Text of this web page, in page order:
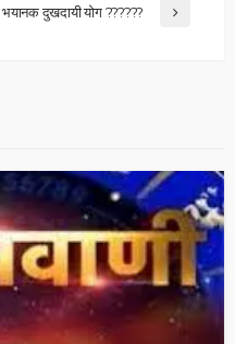
भयानक दुखदायी योग ??????